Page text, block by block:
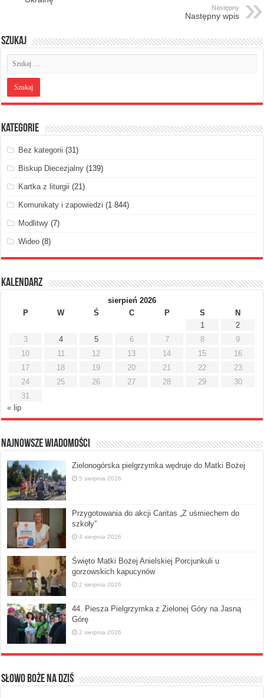
Następny
Następny wpis
Szukaj
Kategorie
Bez kategorii (31)
Biskup Diecezjalny (139)
Kartka z liturgii (21)
Komunikaty i zapowiedzi (1 844)
Modlitwy (7)
Wideo (8)
Kalendarz
sierpień 2026
P
W Ś C P S
N
1
2
3
4 5 6 7 8
9
10
11 12 13 14 15
16
17
18 19 20 21 22
23
24
25 26 27 28 29
30
31
« lip
Najnowsze Wiadomości
Zielonogórska pielgrzymka wędruje do Matki Bożej
5 sierpnia 2026
Przygotowania do akcji Caritas „Z uśmiechem do
szkoły”
4 sierpnia 2026
Święto Matki Bożej Anielskiej Porcjunkuli u
gorzowskich kapucynów
2 sierpnia 2026
44. Piesza Pielgrzymka z Zielonej Góry na Jasną
Górę
2 sierpnia 2026
Słowo Boże na dziś